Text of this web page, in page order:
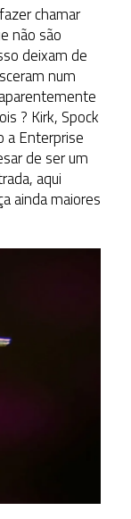
chamar
não são
deixam de
num
? Kirk, Spock
a Enterprise
de ser um
aqui
ainda maiores